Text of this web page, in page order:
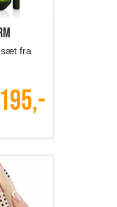
sæt fra
195,-